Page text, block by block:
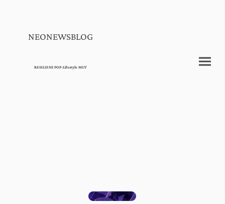
NEONEWSBLOG
RESILIENZ POP-Lifestyle MUT